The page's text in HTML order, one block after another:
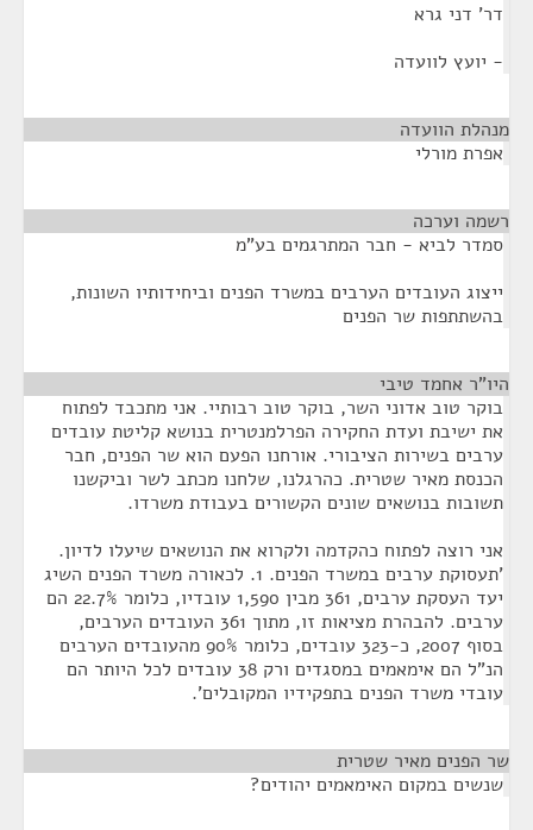
דר' דני גרא
- יועץ לוועדה
מנהלת הוועדה
אפרת מורלי
רשמה וערכה
סמדר לביא - חבר המתרגמים בע"מ
ייצוג העובדים הערבים במשרד הפנים וביחידותיו השונות,
בהשתתפות שר הפנים
היו"ר אחמד טיבי
בוקר טוב אדוני השר, בוקר טוב רבותיי. אני מתכבד לפתוח
את ישיבת ועדת החקירה הפרלמנטרית בנושא קליטת עובדים
ערבים בשירות הציבורי. אורחנו הפעם הוא שר הפנים, חבר
הכנסת מאיר שטרית. כהרגלנו, שלחנו מכתב לשר וביקשנו
תשובות בנושאים שונים הקשורים בעבודת משרדו.
אני רוצה לפתוח כהקדמה ולקרוא את הנושאים שיעלו לדיון.
'תעסוקת ערבים במשרד הפנים. 1. לכאורה משרד הפנים השיג
יעד העסקת ערבים, 361 מבין 1,590 עובדיו, כלומר 22.7% הם
ערבים. להבהרת מציאות זו, מתוך 361 העובדים הערבים,
בסוף 2007, כ-323 עובדים, כלומר 90% מהעובדים הערבים
הנ"ל הם אימאמים במסגדים ורק 38 עובדים לכל היותר הם
עובדי משרד הפנים בתפקידיו המקובלים'.
שר הפנים מאיר שטרית
שנשים במקום האימאמים יהודים?